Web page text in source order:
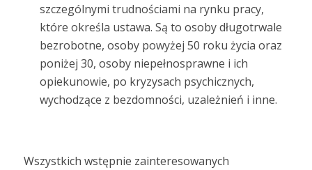
szczególnymi trudnościami na rynku pracy,
które określa ustawa. Są to osoby długotrwale
bezrobotne, osoby powyżej 50 roku życia oraz
poniżej 30, osoby niepełnosprawne i ich
opiekunowie, po kryzysach psychicznych,
wychodzące z bezdomności, uzależnień i inne.
Wszystkich wstępnie zainteresowanych